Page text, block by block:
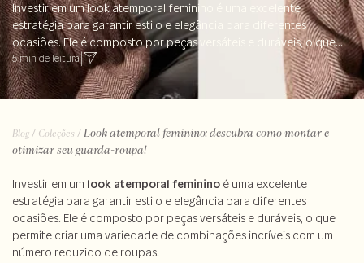
Investir em um look atemporal feminino é uma excelente
estratégia para garantir estilo e elegância para diferentes
ocasiões. Ele é composto por peças versáteis e duráveis, o que...
5 min de leitura|
Blog / Coleções / Look atemporal feminino: descubra como montar e
otimizar seu guarda-roupa!
Investir em um look atemporal feminino é uma excelente
estratégia para garantir estilo e elegância para diferentes
ocasiões. Ele é composto por peças versáteis e duráveis, o que
permite criar uma variedade de combinações incríveis com um
número reduzido de roupas.